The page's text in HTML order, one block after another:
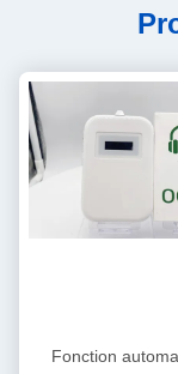
Fonction